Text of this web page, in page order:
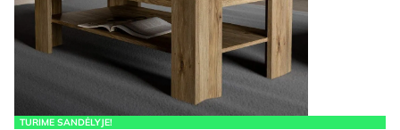
TURIME SANDĖLYJE!